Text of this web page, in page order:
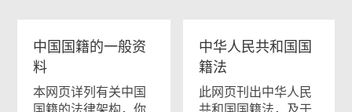
中国国籍的一般资
料
本网页详列有关中国
国籍的法律架构，你
中华人民共和国国
籍法
此网页刊出中华人民
共和国国籍法，及于